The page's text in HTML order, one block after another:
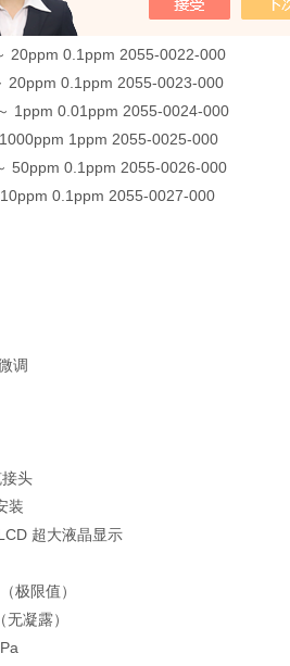
20ppm 0.1ppm 2055-0021-000
20ppm 0.1ppm 2055-0022-000
20ppm 0.1ppm 2055-0023-000
1ppm 0.01ppm 2055-0024-000
1ppm 2055-0025-000
50ppm 0.1ppm 2055-0026-000
0.1ppm 2055-0027-000
调
头
装
超大液晶显示
极限值）
凝露）